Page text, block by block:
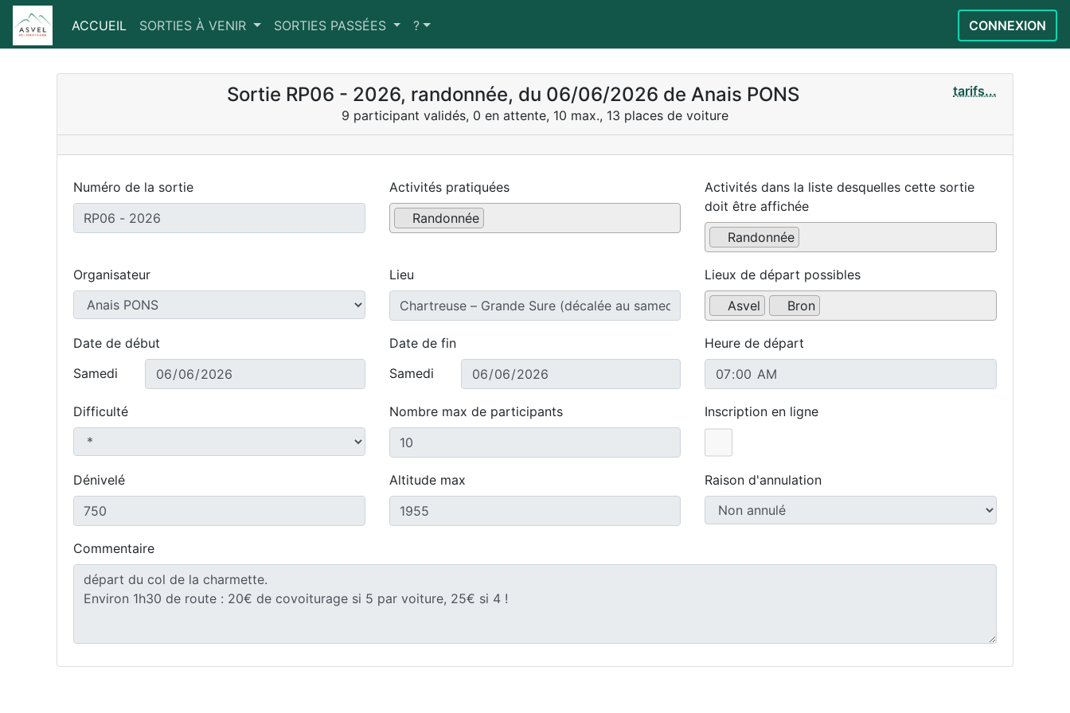
ACCUEIL (CURRENT)
SORTIES À VENIR SORTIES PASSÉES ? CONNEXION
Sortie RP06 - 2026, randonnée, du 06/06/2026 de Anais PONS
tarifs...
9 participant validés, 0 en attente, 10 max., 13 places de voiture
Numéro de la sortie
Activités pratiquées
Randonnée
Activités dans la liste desquelles cette sortie
doit être affichée
Randonnée
Organisateur Lieu
Lieux de départ possibles
Asvel
Bron
Date de début
Samedi
Date de fin
Samedi
Heure de départ
Difficulté Nombre max de participants Inscription en ligne
Dénivelé Altitude max Raison d'annulation
Commentaire